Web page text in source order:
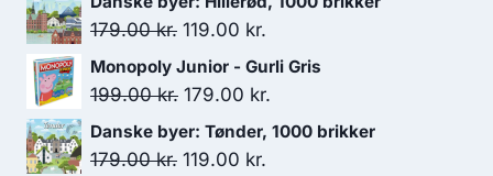
179.00kr. Den
oprindelige
pris
179.00 kr..
119.00 kr.
aktuelle
pris
Monopoly Junior - Gurli Gris
199.00kr. Den
oprindelige
pris
179.00 kr.
aktuelle
Danske byer: Tønder, 1000 brikker
179.00kr. Den
119.00 kr.